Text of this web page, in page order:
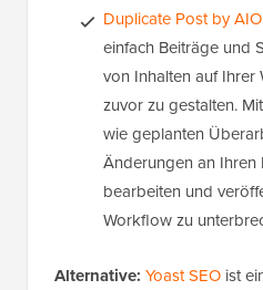
Duplicate Post by
einfach Beiträge und
von Inhalten auf Ihrer
zuvor zu gestalten.
wie geplanten
Änderungen an Ihren
bearbeiten und
Workflow zu
Alternative: Yoast SEO ist